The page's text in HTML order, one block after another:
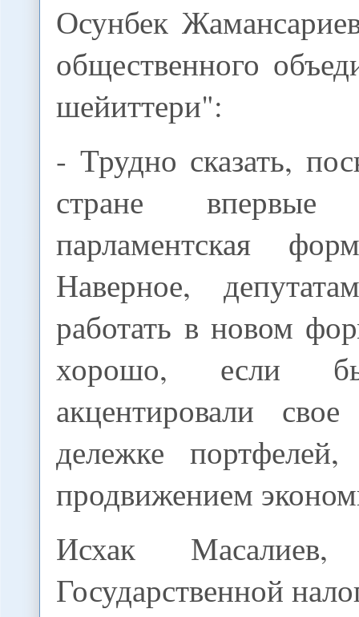
Осунбек
общественного
шейиттери":
- Трудно сказать,
стране впервые
парламентская
Наверное,
работать в новом
хорошо, если
акцентировали
дележке
продвижением
Исхак Масалиев,
Государственной